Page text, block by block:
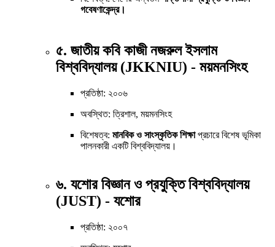
গবেষণাকেন্দ্র।
৫. জাতীয় কবি কাজী নজরুল ইসলাম
বিশ্ববিদ্যালয় (JKKNIU) - ময়মনসিংহ
প্রতিষ্ঠা: ২০০৬
অবস্থিত: ত্রিশাল, ময়মনসিংহ
বিশেষত্ব: মানবিক ও সাংস্কৃতিক শিক্ষাপ্রচারে বিশেষ ভূমিকা
পালনকারী একটি বিশ্ববিদ্যালয়।
৬. যশোর বিজ্ঞান ও প্রযুক্তি বিশ্ববিদ্যালয়
(JUST) - যশোর
প্রতিষ্ঠা: ২০০৭